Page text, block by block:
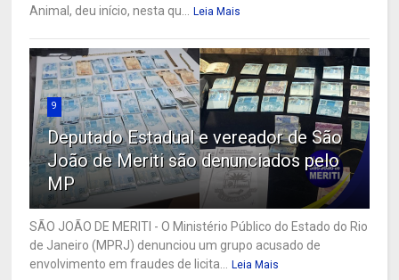
Animal, deu início, nesta qu... Leia Mais
9
Deputado Estadual e vereador de São
João de Meriti são denunciados pelo
MP
SÃO JOÃO DE MERITI - O Ministério Público do Estado do Rio
de Janeiro (MPRJ) denunciou um grupo acusado de
envolvimento em fraudes de licita... Leia Mais